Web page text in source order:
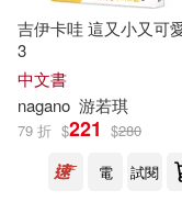
Crawford(2)
Kent(2)
Mamoru(2)
愛貝克思(7)
warner
配送方式 (可複選)
吉伊卡哇 這又小又可
3
中文書
nagano 游若琪
79 折 $221 $280
電
試閱